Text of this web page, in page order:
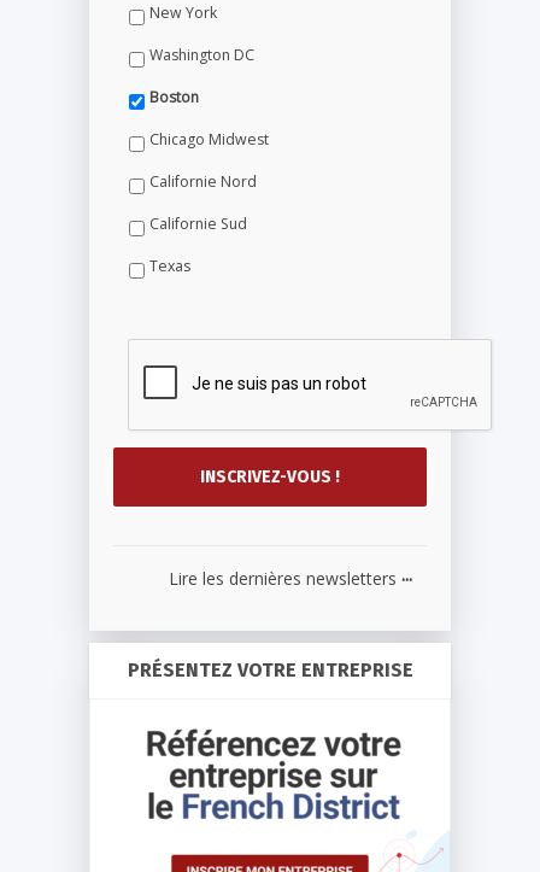
New York
Washington DC
Boston
Chicago Midwest
Californie Nord
Californie Sud
Texas
Lire les dernières newsletters ...
PRÉSENTEZ VOTRE ENTREPRISE